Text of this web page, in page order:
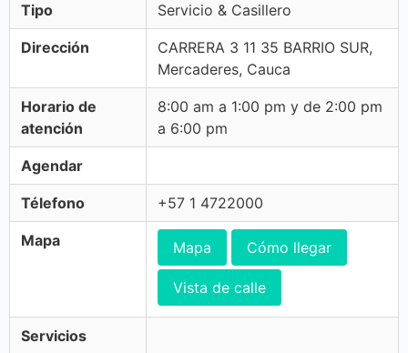
Tipo Servicio & Casillero
Dirección
CARRERA 3 11 35 BARRIO SUR,
Mercaderes, Cauca
Horario de
atención
8:00 am a 1:00 pm y de 2:00 pm
a 6:00 pm
Agendar
Télefono +57 1 4722000
Mapa Mapa Cómo llegar
Vista de calle
Servicios